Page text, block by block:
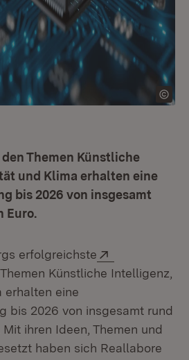
Themen Künstliche
und Klima erhalten eine
bis 2026 von insgesamt
Euro.
erfolgreichste
neuem Fenster)
Künstliche Intelligenz,
erhalten eine
bis 2026 von insgesamt rund
ihren Ideen, Themen und
haben sich Reallabore